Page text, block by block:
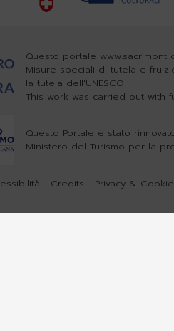
Questo portale
Misure speciali di tutela e
la tutela dell'UNESCO
This work was carried out with
Questo Portale è stato
Ministero del Turismo per la
- Credits - Privacy &